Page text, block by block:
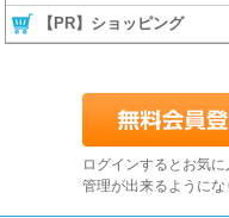
【PR】ショッピング
ログインするとお気
管理が出来るようにな